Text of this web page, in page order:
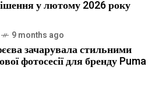
у лютому 2026 року
9 months ago
зачарувала стильними
фотосесії для бренду Puma